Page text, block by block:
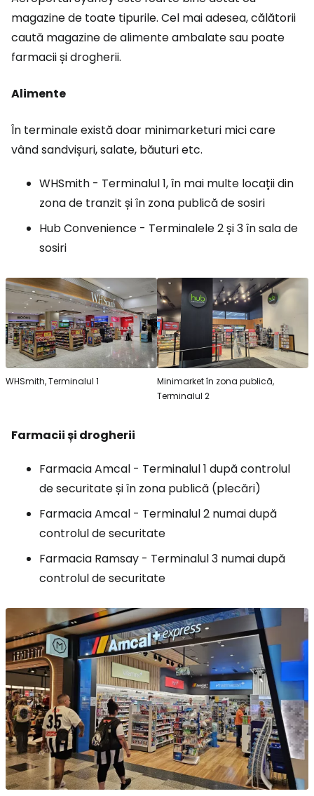
magazine de toate tipurile. Cel mai adesea, călătorii
caută magazine de alimente ambalate sau poate
farmacii și drogherii.
Alimente
În terminale există doar minimarketuri mici care
vând sandvișuri, salate, băuturi etc.
WHSmith - Terminalul 1, în mai multe locații din
zona de tranzit și în zona publică de sosiri
Hub Convenience - Terminalele 2 și 3 în sala de
sosiri
WHSmith, Terminalul 1
Minimarket în zona publică,
Terminalul 2
Farmacii și drogherii
Farmacia Amcal - Terminalul 1 după controlul
de securitate și în zona publică (plecări)
Farmacia Amcal - Terminalul 2 numai după
controlul de securitate
Farmacia Ramsay - Terminalul 3 numai după
controlul de securitate